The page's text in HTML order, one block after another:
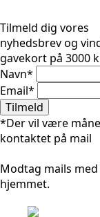
Tilmeld dig vores
nyhedsbrev og
gavekort på 3000
Navn*
Email*
Tilmeld
*Der vil være
kontaktet på mail
Modtag mails
hjemmet.